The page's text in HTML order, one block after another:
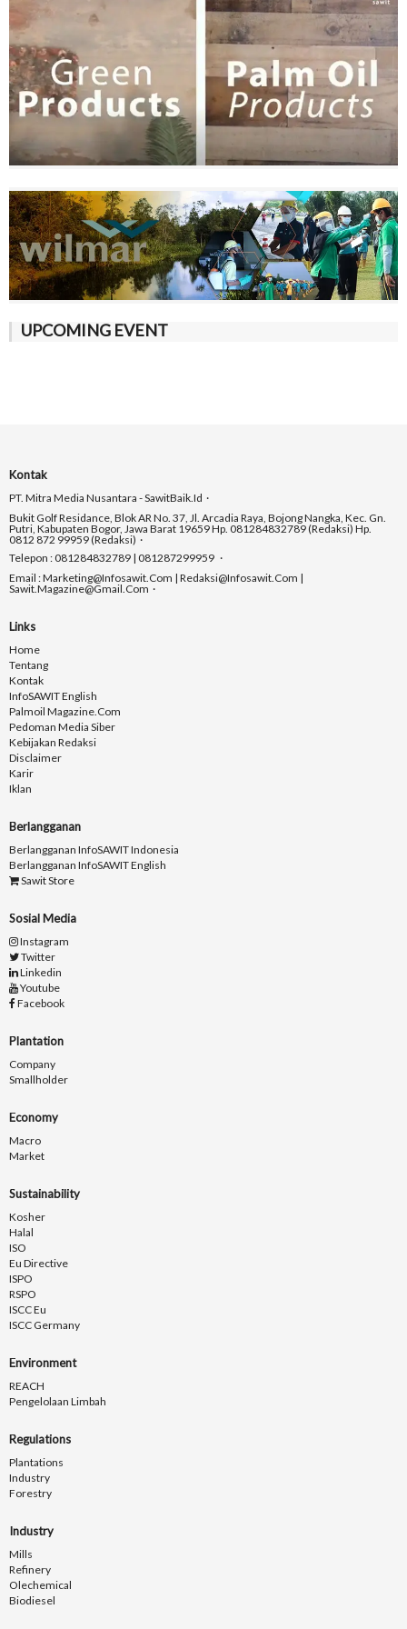
UPCOMING EVENT
Kontak
PT. Mitra Media Nusantara - SawitBaik.id
Bukit Golf Residance, Blok AR No. 37, Jl. Arcadia Raya, Bojong Nangka, Kec. Gn.
Putri, Kabupaten Bogor, Jawa Barat 19659 Hp. 081284832789 (Redaksi) Hp.
0812 872 99959 (Redaksi)
Telepon : 081284832789 | 081287299959
Email : Marketing@infosawit.com | Redaksi@infosawit.com |
Sawit.magazine@gmail.com
Links
Home
Tentang
Kontak
InfoSAWIT English
Palmoil Magazine.com
Pedoman Media Siber
Kebijakan Redaksi
Disclaimer
Karir
Iklan
Berlangganan
Berlangganan InfoSAWIT Indonesia
Berlangganan InfoSAWIT English
Sawit Store
Sosial Media
Instagram
Twitter
Linkedin
Youtube
Facebook
Plantation
Company
Smallholder
Economy
Macro
Market
Sustainability
Kosher
Halal
ISO
Eu Directive
ISPO
RSPO
ISCC Eu
ISCC Germany
Environment
REACH
Pengelolaan Limbah
Regulations
Plantations
Industry
Forestry
Industry
Mills
Refinery
Olechemical
Biodiesel